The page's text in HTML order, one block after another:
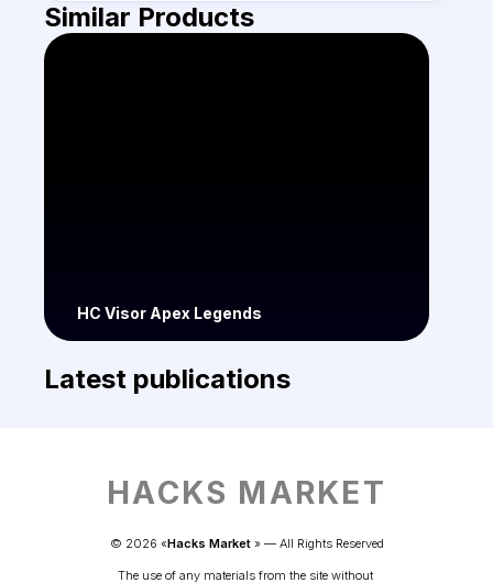
Similar Products
HC Visor Apex Legends
Latest publications
HACKS MARKET
© 2026 «Hacks Market » — All Rights Reserved
The use of any materials from the site without